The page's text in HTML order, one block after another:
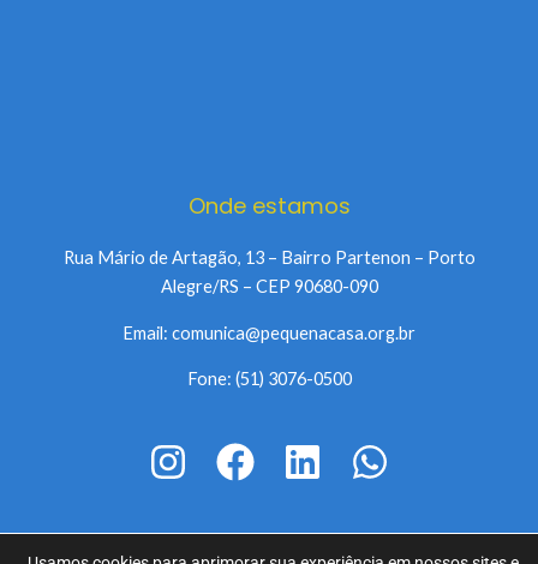
Onde estamos
Rua Mário de Artagão, 13 – Bairro Partenon – Porto
Alegre/RS – CEP 90680-090
Email: comunica@pequenacasa.org.br
Fone: (51) 3076-0500